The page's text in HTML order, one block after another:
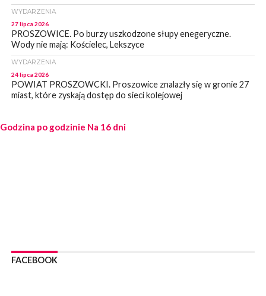
WYDARZENIA
27 lipca 2026
PROSZOWICE. Po burzy uszkodzone słupy enegeryczne.
Wody nie mają: Kościelec, Lekszyce
WYDARZENIA
24 lipca 2026
POWIAT PROSZOWCKI. Proszowice znalazły się w gronie 27
miast, które zyskają dostęp do sieci kolejowej
23 lipca 2026
POWIAT PROSZOWICE. Obchody Święta Policji w
WYDARZENIA
Godzina po godzinie Na 16 dni
FACEBOOK